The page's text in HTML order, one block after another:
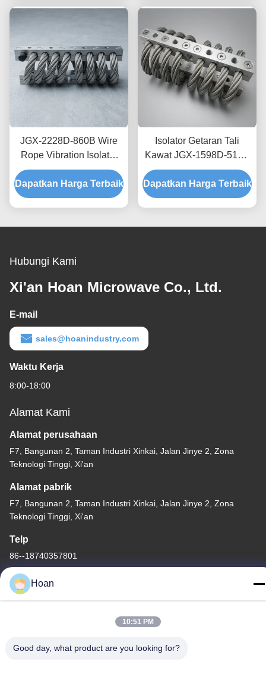
JGX-2228D-860B Wire
Rope Vibration Isolator
Rapid Prototyping Quick
Assembly Disesuaikan
Shock Mount
Dapatkan Harga Terbaik
Isolator Getaran Tali
Kawat JGX-1598D-515B
Menyediakan Kapasitas
Beban Terukur dan
Isolasi Kebisingan yang
Dapatkan Harga Terbaik
Hubungi Kami
Xi'an Hoan Microwave Co., Ltd.
E-mail
sales@hoanindustry.com
Waktu Kerja
8:00-18:00
Alamat Kami
Alamat perusahaan
F7, Bangunan 2, Taman Industri Xinkai, Jalan Jinye 2, Zona
Teknologi Tinggi, Xi'an
Alamat pabrik
F7, Bangunan 2, Taman Industri Xinkai, Jalan Jinye 2, Zona
Teknologi Tinggi, Xi'an
Telp
86--18740357801
Kebijakan Privasi Sitemap
Cina Kualitas Baik Isolator getaran tali kawat Pemasok. Hak cipta
Hoan
10:51 PM
Good day, what product are you looking for?